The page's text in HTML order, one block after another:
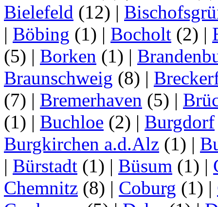
Bielefeld (12) |
| Böbing (1) | Bocholt (2) |
(5) | Borken (1) |
Braunschweig (8) |
(7) | Bremerhaven (5) |
(1) | Buchloe (2) | Burgdorf
Burgkirchen a.d.Alz (1) |
| Bürstadt (1) | Büsum (1) |
Chemnitz (8) | Coburg (1) |